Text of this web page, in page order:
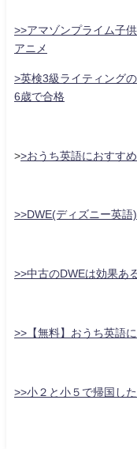
>>アマゾンプライム子
アニメ
>英検3級ライティング
6歳で合格
>>おうち英語におすす
>>DWE(ディズニー英語
>>中古のDWEは効果あ
>>【無料】おうち英語
>>小２と小５で帰国し